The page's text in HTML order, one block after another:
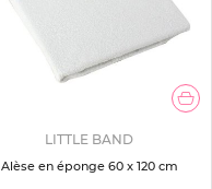
LITTLE BAND
Alèse en éponge 60 x 120 cm